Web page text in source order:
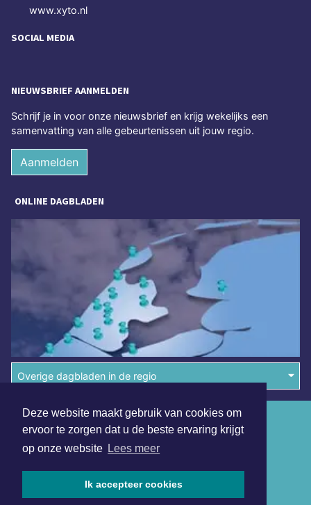
Deze website maakt gebruik van cookies om
ervoor te zorgen dat u de beste ervaring krijgt
op onze website Lees meer
Ik accepteer cookies
www.xyto.nl
SOCIAL MEDIA
NIEUWSBRIEF AANMELDEN
Schrijf je in voor onze nieuwsbrief en krijg wekelijks een
samenvatting van alle gebeurtenissen uit jouw regio.
Aanmelden
ONLINE DAGBLADEN
Overige dagbladen in de regio
Copyright (c) 2026 | Helmondsdagblad.nl - Alle rechten
Algemene voorwaarden